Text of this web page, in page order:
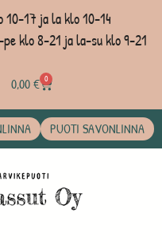
10-17 ja la klo 10-14
pe klo 8-21 ja la-su klo 9-21
0,00€ 0
PUOTI SAVONLINNA